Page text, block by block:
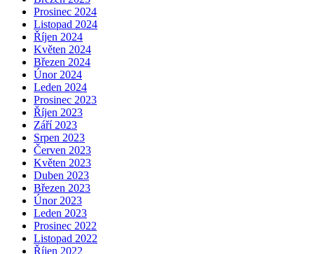
Prosinec 2024
Listopad 2024
Říjen 2024
Květen 2024
Březen 2024
Únor 2024
Leden 2024
Prosinec 2023
Říjen 2023
Září 2023
Srpen 2023
Červen 2023
Květen 2023
Duben 2023
Březen 2023
Únor 2023
Leden 2023
Prosinec 2022
Listopad 2022
Říjen 2022